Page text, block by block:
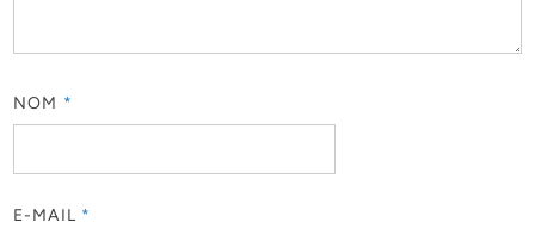
NOM *
E-MAIL *